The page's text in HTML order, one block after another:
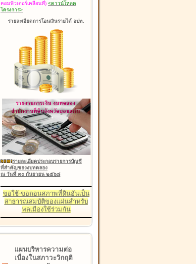
คอมพิวเตอร์เคลื่อนที่) <ดาวน์โหลด
โครงการ>
รายละเอียดการโอนเงินรายได้ อปท.
รายละเอียดประกอบรายการบัญชี
ที่สำคัญของงบทดลอง
ณ วันที่ ๓๐ กันยายน ๒๕๖๘
ขอใช้-ขอถอนสภาพที่ดินอันเป็น
สาธารณสมบัติของแผ่นสำหรับ
พลเมืองใช้ร่วมกัน
แผนบริหารความต่อ
เนื่องในสภาวะวิกฤติ